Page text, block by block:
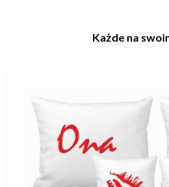
Każde na